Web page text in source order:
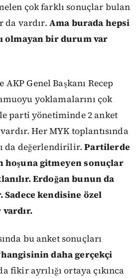
çok farklı sonuçlar bulan
da vardır. Ama burada hepsi
olmayan bir durum var
Genel Başkanı Recep
yoklamalarını çok
parti yönetiminde 2 anket
Her MYK toplantısında
da değerlendirilir.Partilerde
hoşuna gitmeyen sonuçlar
Erdoğan bunun da
Sadece kendisine özel
bu anket sonuçları
daha gerçekçi
fikir ayrılığı ortaya çıkınca